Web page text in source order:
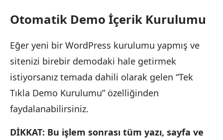
Otomatik Demo İçerik Kurulumu
Eğer yeni bir WordPress kurulumu yapmış ve
sitenizi birebir demodaki hale getirmek
istiyorsanız temada dahili olarak gelen “Tek
Tıkla Demo Kurulumu” özelliğinden
faydalanabilirsiniz.
DİKKAT: Bu işlem sonrası tüm yazı, sayfa ve